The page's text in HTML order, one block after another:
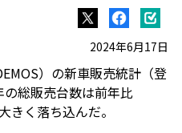
2024年6月17日
）の新車販売統計（登
総販売台数は前年比
きく落ち込んだ。